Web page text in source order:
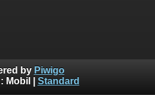
by Piwigo
Mobil Standard